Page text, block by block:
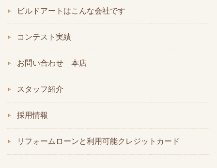
ビルドアートはこんな会社です
コンテスト実績
お問い合わせ 本店
スタッフ紹介
採用情報
リフォームローンと利用可能クレジットカード